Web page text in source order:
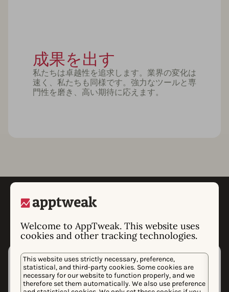
Welcome to AppTweak. This website uses
cookies and other tracking technologies.
This website uses strictly necessary, preference,
statistical, and third-party cookies. Some cookies are
necessary for our website to function properly, and we
therefore set them automatically. We also use preference
成果を出す
私たちは卓越性を追求します。業界の変化は
速く、私たちも同様です。強力なツールと専
門性を磨き、高い期待に応えます。
価値観を体現する取り組み
バディ制度
AppTweakに入社した方には、最初の数週間